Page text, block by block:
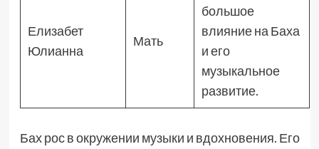
Елизабет
Юлианна
Мать
большое
влияние на Баха
и его
музыкальное
развитие.
Бах рос в окружении музыки и вдохновения. Его